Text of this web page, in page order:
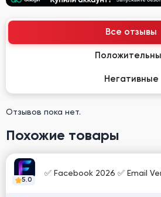
Все отзывы
Негативные
Отзывов пока нет.
Похожие товары
5.0
✅ Facebook 2026 ✅ Email